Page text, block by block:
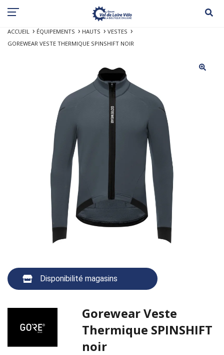
ACCUEIL ÉQUIPEMENTS HAUTS
VESTES
GOREWEAR VESTE THERMIQUE SPINSHIFT NOIR
Disponibilité magasins
Gorewear Veste
Thermique SPINSHIFT
noir